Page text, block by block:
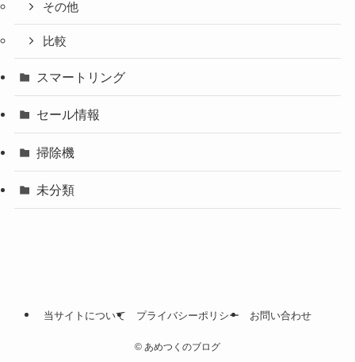
その他
比較
スマートリング
セール情報
掃除機
未分類
当サイトについて プライバシーポリシー お問い合わせ
© あめつくのブログ